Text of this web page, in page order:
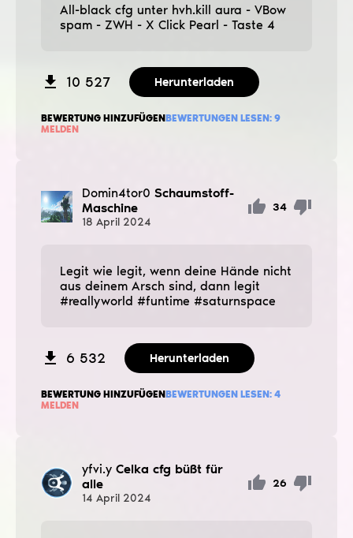
All-black cfg unter hvh.kill aura - VBow
spam - ZWH - X Click Pearl - Taste 4
10 527 Herunterladen
BEWERTUNG HINZUFÜGENBEWERTUNGEN LESEN: 9
MELDEN
Domin4tor0 Schaumstoff-
Maschine
18 April 2024
34
Legit wie legit, wenn deine Hände nicht
aus deinem Arsch sind, dann legit
#reallyworld #funtime #saturnspace
6 532 Herunterladen
BEWERTUNG HINZUFÜGENBEWERTUNGEN LESEN: 4
MELDEN
yfvi.y Celka cfg büßt für
alle
14 April 2024
26